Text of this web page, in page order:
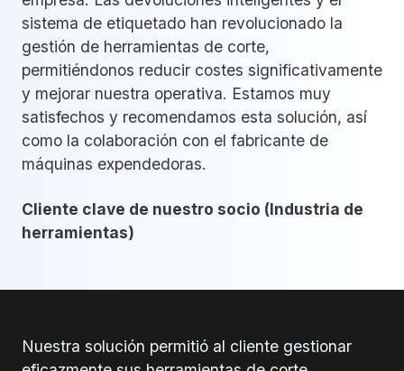
sistema de etiquetado han revolucionado la
gestión de herramientas de corte,
permitiéndonos reducir costes significativamente
y mejorar nuestra operativa. Estamos muy
satisfechos y recomendamos esta solución, así
como la colaboración con el fabricante de
máquinas expendedoras.
Cliente clave de nuestro socio (Industria de
herramientas)
Nuestra solución permitió al cliente gestionar